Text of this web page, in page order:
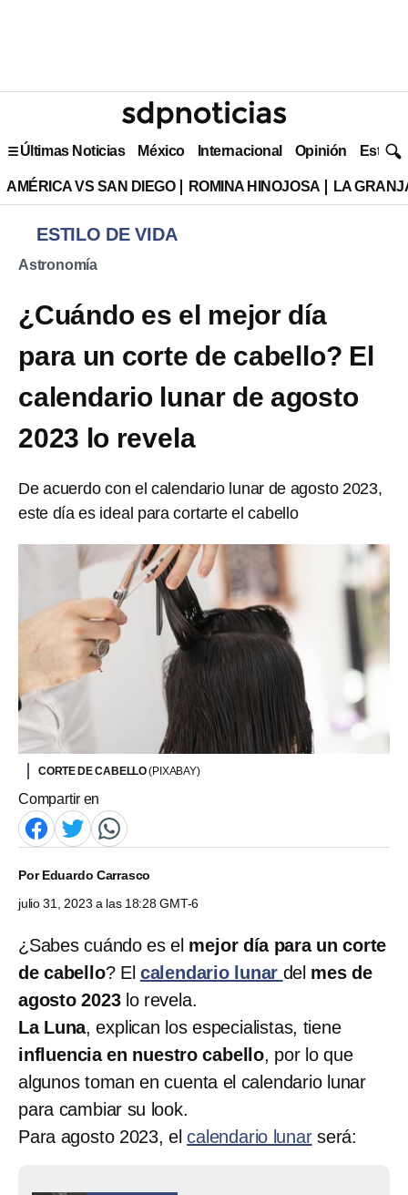
Últimas Noticias México Internacional Opinión Estilo
AMÉRICA VS SAN DIEGO ROMINA HINOJOSA LA
ESTILO DE VIDA
Astronomía
¿Cuándo es el mejor día
para un corte de cabello? El
calendario lunar de agosto
2023 lo revela
De acuerdo con el calendario lunar de agosto 2023,
este día es ideal para cortarte el cabello
CORTE DE CABELLO(PIXABAY)
Compartir en
PorEduardo Carrasco
julio 31, 2023 a las 18:28 GMT-6
¿Sabes cuándo es el mejor día para un corte
de cabello? El calendario lunar del mes de
agosto 2023lo revela.
La Luna, explican los especialistas, tiene
influencia en nuestro cabello, por lo que
algunos toman en cuenta el calendario lunar
para cambiar su look.
Para agosto 2023, elcalendario lunarserá: